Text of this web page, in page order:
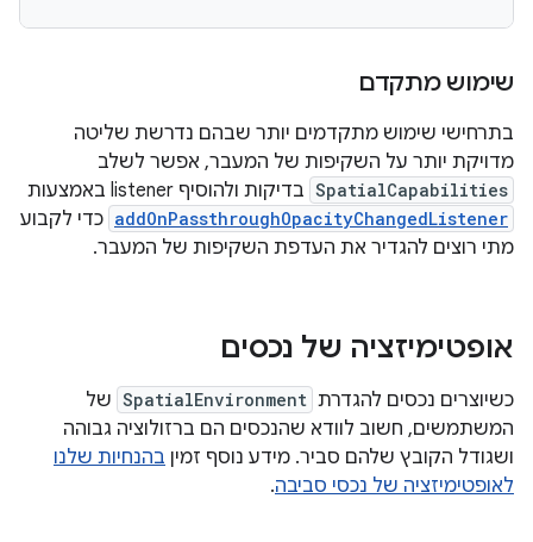
שימוש מתקדם
בתרחישי שימוש מתקדמים יותר שבהם נדרשת שליטה
מדויקת יותר על השקיפות של המעבר, אפשר לשלב
SpatialCapabilities בדיקות ולהוסיף listener באמצעות
addOnPassthroughOpacityChangedListener כדי לקבוע
מתי רוצים להגדיר את העדפת השקיפות של המעבר.
אופטימיזציה של נכסים
כשיוצרים נכסים להגדרת SpatialEnvironment של
המשתמשים, חשוב לוודא שהנכסים הם ברזולוציה גבוהה
ושגודל הקובץ שלהם סביר. מידע נוסף זמין בהנחיות שלנו
לאופטימיזציה של נכסי סביבה.